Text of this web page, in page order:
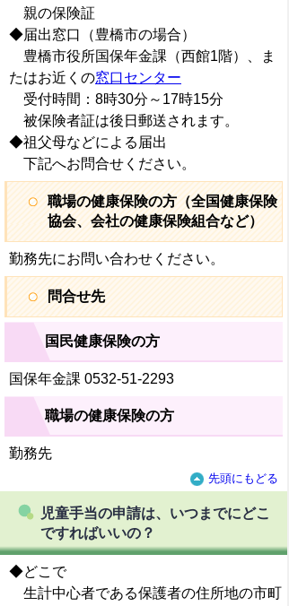
親の保険証
◆届出窓口（豊橋市の場合）
豊橋市役所国保年金課（西館1階）、ま
たはお近くの窓口センター
受付時間：8時30分～17時15分
被保険者証は後日郵送されます。
◆祖父母などによる届出
下記へお問合せください。
職場の健康保険の方（全国健康保険
協会、会社の健康保険組合など）
勤務先にお問い合わせください。
問合せ先
国民健康保険の方
国保年金課 0532-51-2293
職場の健康保険の方
勤務先
先頭にもどる
児童手当の申請は、いつまでにどこ
ですればいいの？
◆どこで
生計中心者である保護者の住所地の市町